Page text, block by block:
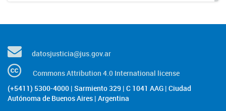
datosjusticia@jus.gov.ar
Commons Attribution 4.0 International license
(+5411) 5300-4000 | Sarmiento 329 | C 1041 AAG | Ciudad
Autónoma de Buenos Aires | Argentina